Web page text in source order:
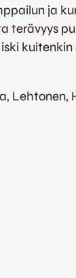
ja
Lehtonen,